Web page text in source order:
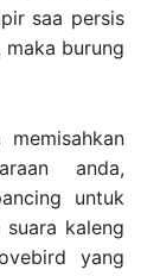
saa persis
burung
anda,
untuk
kaleng
yang